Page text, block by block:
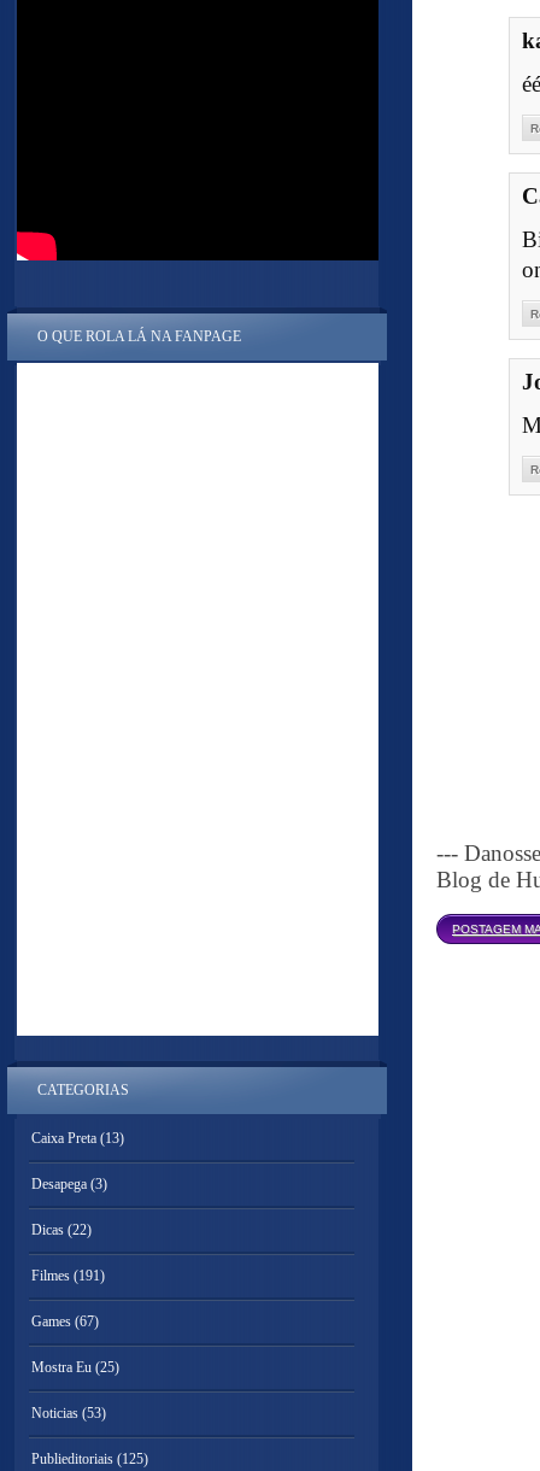
---
Blog de
POSTAGEM
O QUE ROLA LÁ NA FANPAGE
CATEGORIAS
Caixa Preta (13)
Desapega (3)
Dicas (22)
Filmes (191)
Games (67)
Mostra Eu (25)
Noticias (53)
Publieditoriais (125)